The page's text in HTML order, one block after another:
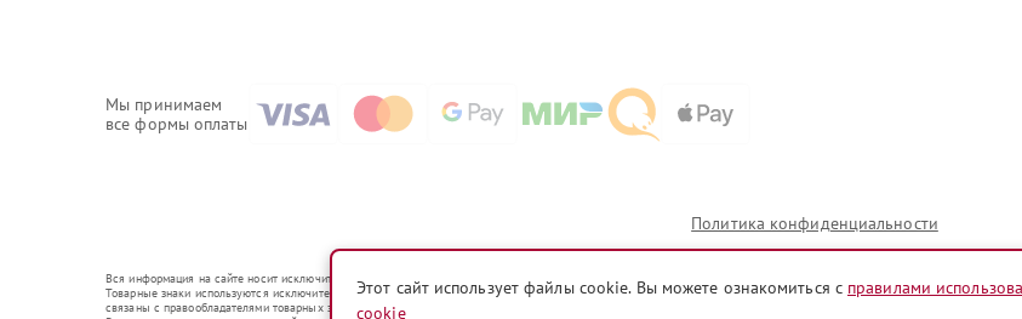
Мы принимаем
все формы оплаты
Политика конфиденциальности
Вся информация на сайте носит исключительно справочный характер.
Товарные знаки используются исключительно для описания устройств, в отношении которых сервисные центры tms.pioneer-fixim.ru предоставляют услуги по
связаны с правообладателями товарных знаков или их официальными представителями.
Этот сайт использует файлы cookie. Вы можете ознакомиться с правилами
cookie